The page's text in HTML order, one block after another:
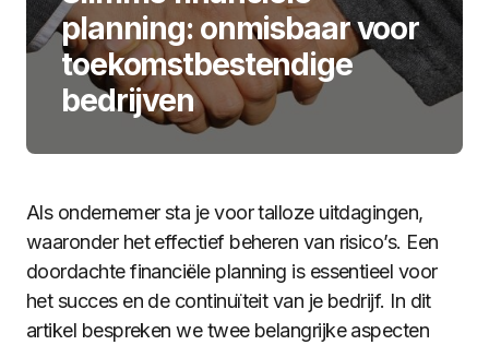
planning: onmisbaar voor
toekomstbestendige
bedrijven
Als ondernemer sta je voor talloze uitdagingen,
waaronder het effectief beheren van risico’s. Een
doordachte financiële planning is essentieel voor
het succes en de continuïteit van je bedrijf. In dit
artikel bespreken we twee belangrijke aspecten